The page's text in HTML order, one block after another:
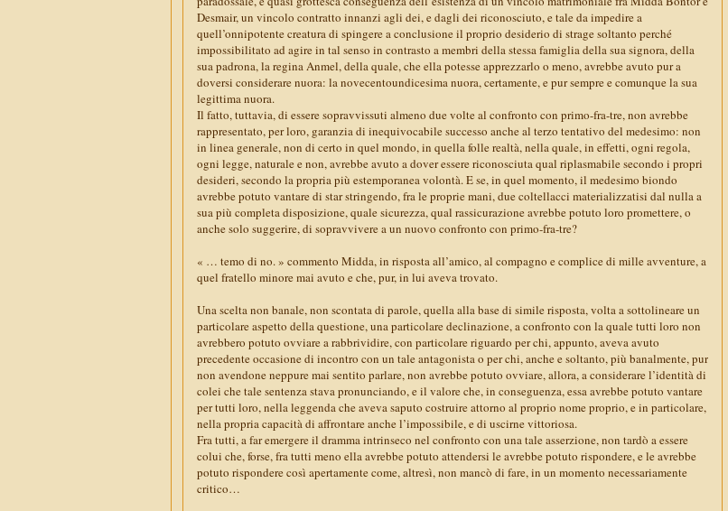
Desmair, un vincolo contratto innanzi agli dei, e dagli dei riconosciuto, e tale da impedire a
quell’onnipotente creatura di spingere a conclusione il proprio desiderio di strage soltanto perché
impossibilitato ad agire in tal senso in contrasto a membri della stessa famiglia della sua signora, della
sua padrona, la regina Anmel, della quale, che ella potesse apprezzarlo o meno, avrebbe avuto pur a
doversi considerare nuora: la novecentoundicesima nuora, certamente, e pur sempre e comunque la sua
legittima nuora.
Il fatto, tuttavia, di essere sopravvissuti almeno due volte al confronto con primo-fra-tre, non avrebbe
rappresentato, per loro, garanzia di inequivocabile successo anche al terzo tentativo del medesimo: non
in linea generale, non di certo in quel mondo, in quella folle realtà, nella quale, in effetti, ogni regola,
ogni legge, naturale e non, avrebbe avuto a dover essere riconosciuta qual riplasmabile secondo i propri
desideri, secondo la propria più estemporanea volontà. E se, in quel momento, il medesimo biondo
avrebbe potuto vantare di star stringendo, fra le proprie mani, due coltellacci materializzatisi dal nulla a
sua più completa disposizione, quale sicurezza, qual rassicurazione avrebbe potuto loro promettere, o
anche solo suggerire, di sopravvivere a un nuovo confronto con primo-fra-tre?
« … temo di no. » commento Midda, in risposta all’amico, al compagno e complice di mille avventure, a
quel fratello minore mai avuto e che, pur, in lui aveva trovato.
Una scelta non banale, non scontata di parole, quella alla base di simile risposta, volta a sottolineare un
particolare aspetto della questione, una particolare declinazione, a confronto con la quale tutti loro non
avrebbero potuto ovviare a rabbrividire, con particolare riguardo per chi, appunto, aveva avuto
precedente occasione di incontro con un tale antagonista o per chi, anche e soltanto, più banalmente, pur
non avendone neppure mai sentito parlare, non avrebbe potuto ovviare, allora, a considerare l’identità di
colei che tale sentenza stava pronunciando, e il valore che, in conseguenza, essa avrebbe potuto vantare
per tutti loro, nella leggenda che aveva saputo costruire attorno al proprio nome proprio, e in particolare,
nella propria capacità di affrontare anche l’impossibile, e di uscirne vittoriosa.
Fra tutti, a far emergere il dramma intrinseco nel confronto con una tale asserzione, non tardò a essere
colui che, forse, fra tutti meno ella avrebbe potuto attendersi le avrebbe potuto rispondere, e le avrebbe
potuto rispondere così apertamente come, altresì, non mancò di fare, in un momento necessariamente
critico…